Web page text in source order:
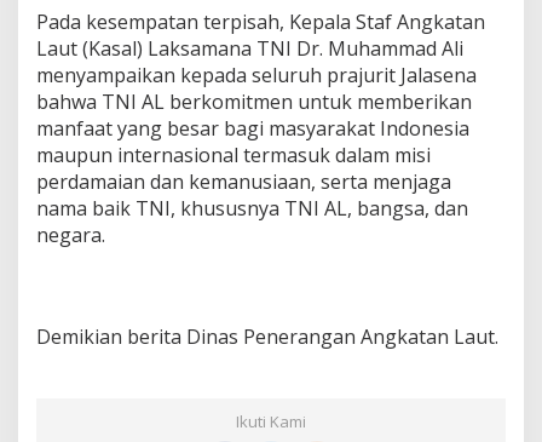
Pada kesempatan terpisah, Kepala Staf Angkatan
Laut (Kasal) Laksamana TNI Dr. Muhammad Ali
menyampaikan kepada seluruh prajurit Jalasena
bahwa TNI AL berkomitmen untuk memberikan
manfaat yang besar bagi masyarakat Indonesia
maupun internasional termasuk dalam misi
perdamaian dan kemanusiaan, serta menjaga
nama baik TNI, khususnya TNI AL, bangsa, dan
negara.
Demikian berita Dinas Penerangan Angkatan Laut.
Ikuti Kami